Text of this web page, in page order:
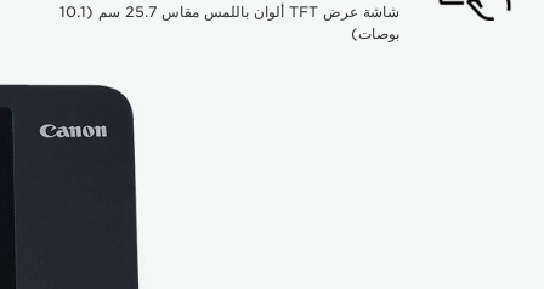
شاشة عرض TFT ألوان باللمس مقاس 25.7 سم (10.1
بوصات)